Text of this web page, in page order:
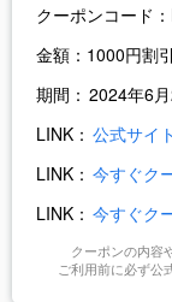
クーポンコード：
金額： 1000円割引
期間： 2024年6
LINK： 公式サイト
LINK： 今すぐク
LINK： 今すぐク
クーポンの内容
ご利用前に必ず公